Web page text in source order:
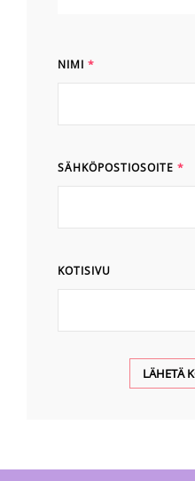
NIMI *
SÄHKÖPOSTIOSOITE *
KOTISIVU